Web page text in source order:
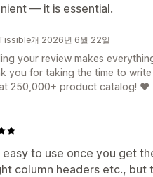
— it is essential.
개 2026년 6월 22일
your review makes
you for taking the time to
250,000+ product catalog! ❤️
easy to use once you get
column headers etc.,